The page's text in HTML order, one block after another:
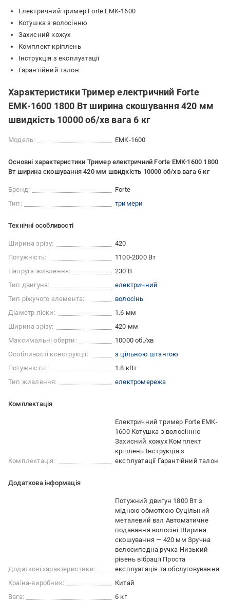
Електричний тример Forte EMK-1600
Котушка з волосінню
Захисний кожух
Комплект кріплень
Інструкція з експлуатації
Гарантійний талон
Характеристики Тример електричний Forte
EMK-1600 1800 Вт ширина скошування 420 мм
швидкість 10000 об/хв вага 6 кг
Модель: EMK-1600
Основні характеристики Тример електричний Forte EMK-1600 1800
Вт ширина скошування 420 мм швидкість 10000 об/хв вага 6 кг
Бренд:
Forte
Тип:
тримери
Технічні особливості
Ширина зрізу:
420
Потужність:
1100-2000 Вт
Напруга живлення:
230 В
Тип двигуна:
електричний
Тип ріжучого елемента:
волосінь
Діаметр ліски:
1.6 мм
Ширина зрізу:
420 мм
Максимальні оберти:
10000 об./хв
Особливості конструкції:
з цільною штангою
Потужність:
1.8 кВт
Тип живлення:
електромережа
Комплектація
Комплектація:
Електричний тример Forte EMK-
1600 Котушка з волосінню
Захисний кожух Комплект
кріплень Інструкція з
експлуатації Гарантійний талон
Додаткова інформація
Додаткові характеристики:
Потужний двигун 1800 Вт з
мідною обмоткою Суцільний
металевий вал Автоматичне
подавання волосіні Ширина
скошування — 420 мм Зручна
велосипедна ручка Низький
рівень вібрації Проста
експлуатація та обслуговування
Країна-виробник:
Китай
Вага:
6 кг